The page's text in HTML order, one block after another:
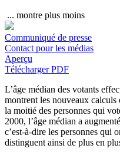
... montre plus moins
Communiqué de presse
Contact pour les médias
Aperçu
Télécharger PDF
L’âge médian des votants
montrent les nouveaux calculs
la moitié des personnes qui
2000, l’âge médian a
c’est-à-dire les personnes qui
distinguent ainsi de plus en